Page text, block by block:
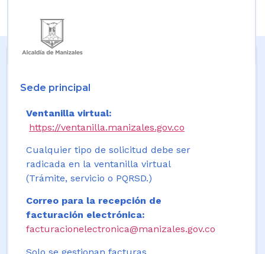
Sede principal
Ventanilla virtual:
https://ventanilla.manizales.gov.co
Cualquier tipo de solicitud debe ser
radicada en la ventanilla virtual
(Trámite, servicio o PQRSD.)
Correo para la recepción de
facturación electrónica:
facturacionelectronica@manizales.gov.co